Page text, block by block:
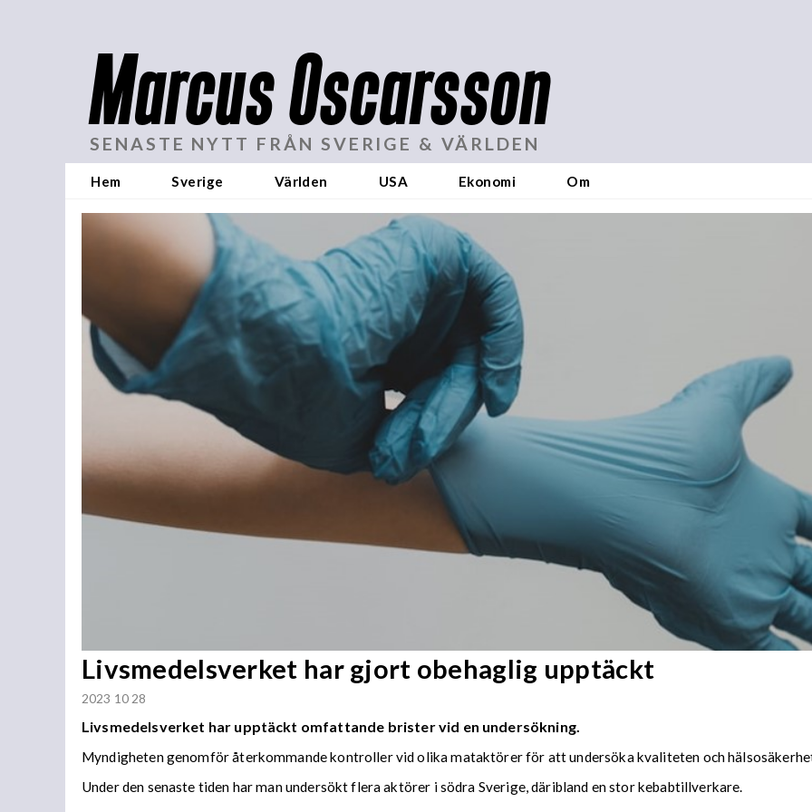
Marcus Oscarsson
SENASTE NYTT FRÅN SVERIGE & VÄRLDEN
Hem Sverige Världen USA Ekonomi Om
Livsmedelsverket har gjort obehaglig upptäckt
2023 10 28
Livsmedelsverket har upptäckt omfattande brister vid en undersökning.
Myndigheten genomför återkommande kontroller vid olika mataktörer för att undersöka kvaliteten och
Under den senaste tiden har man undersökt flera aktörer i södra Sverige, däribland en stor kebabtillverkare.